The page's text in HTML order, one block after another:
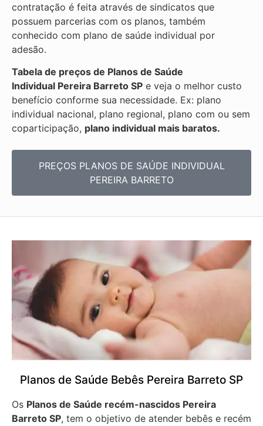
contratação é feita através de sindicatos que
possuem parcerias com os planos, também
conhecido com plano de saúde individual por
adesão.
Tabela de preços de Planos de Saúde
Individual Pereira Barreto SP e veja o melhor custo
benefício conforme sua necessidade. Ex: plano
individual nacional, plano regional, plano com ou sem
coparticipação, plano individual mais baratos.
PREÇOS PLANOS DE SAÚDE INDIVIDUAL
PEREIRA BARRETO
Planos de Saúde Bebês Pereira Barreto SP
Os Planos de Saúde recém-nascidos Pereira
Barreto SP, tem o objetivo de atender bebês e recém